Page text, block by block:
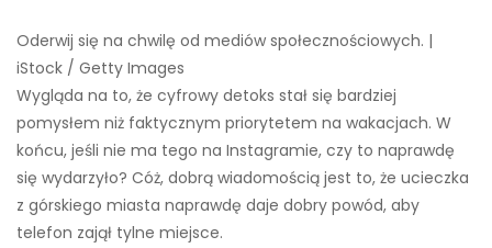
Oderwij się na chwilę od mediów społecznościowych. |
iStock / Getty Images
Wygląda na to, że cyfrowy detoks stał się bardziej
pomysłem niż faktycznym priorytetem na wakacjach. W
końcu, jeśli nie ma tego na Instagramie, czy to naprawdę
się wydarzyło? Cóż, dobrą wiadomością jest to, że ucieczka
z górskiego miasta naprawdę daje dobry powód, aby
telefon zajął tylne miejsce.